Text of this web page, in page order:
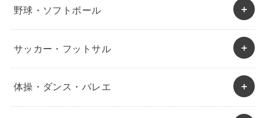
野球・ソフトボール
サッカー・フットサル
体操・ダンス・バレエ